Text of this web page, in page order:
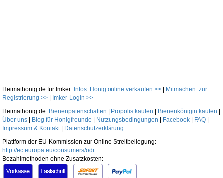
Heimathonig.de für Imker: Infos: Honig online verkaufen >>
Mitmachen: zur
Registrierung >>
Imker-Login >>
Heimathonig.de: Bienenpatenschaften Propolis kaufen Bienenkönigin kaufen
Über uns
Blog für Honigfreunde Nutzungsbedingungen Facebook FAQ
Impressum & Kontakt|
Datenschutzerklärung
Plattform der EU-Kommission zur Online-Streitbeilegung:
http://ec.europa.eu/consumers/odr
Bezahlmethoden ohne Zusatzkosten: